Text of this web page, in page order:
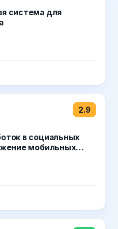
система для
2.9
в социальных
мобильных